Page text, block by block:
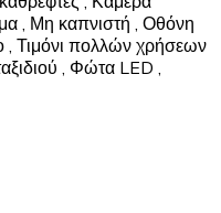
, Μη καπνιστή , Οθόνη
, Τιμόνι πολλών χρήσεων
, Φώτα LED ,